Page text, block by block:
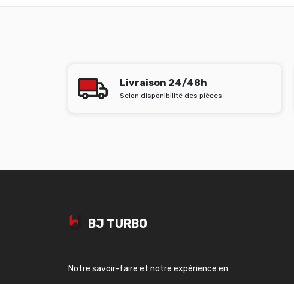
Livraison 24/48h
Selon disponibilité des pièces
BJ TURBO
Notre savoir-faire et notre expérience en